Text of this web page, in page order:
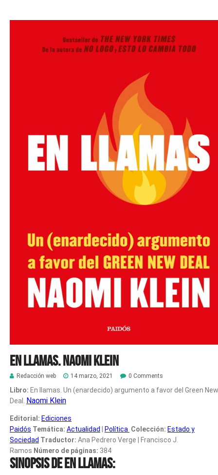
En llamas. Naomi Klein
Redacción web 14 marzo, 2021 0 Comments
Libro: En llamas. Un (enardecido) argumento a favor del Green New
Deal. Naomi Klein
Editorial: Ediciones
Paidós Temática: Actualidad Política Colección: Estado y
Sociedad Traductor: Ana Pedrero Verge | Francisco J.
Ramos Número de páginas: 384
Sinopsis de En llamas: